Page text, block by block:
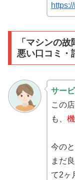
「マシンの
悪い口コミ・
サー
この
も、
今の
まだ
て2ヶ